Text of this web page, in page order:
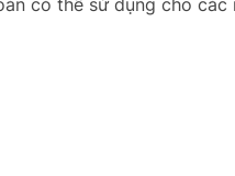
có thể sử dụng cho các